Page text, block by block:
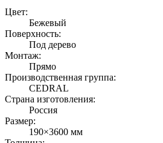
Цвет:
Бежевый
Поверхность:
Под дерево
Монтаж:
Прямо
Производственная группа:
CEDRAL
Страна изготовления:
Россия
Размер:
190×3600 мм